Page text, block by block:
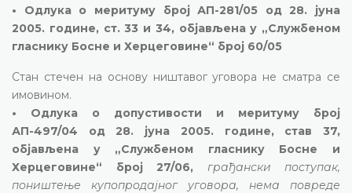
• Одлука о меритуму број АП-281/05 од 28. јуна
2005. године, ст. 33 и 34, објављена у „Службеном
гласнику Босне и Херцеговине“ број 60/05
Стан стечен на основу ништавог уговора не сматра се
имовином.
• Одлука о допустивости и меритуму број
АП-497/04 од 28. јуна 2005. године, став 37,
објављена у „Службеном гласнику Босне и
Херцеговине“ број 27/06, грађански поступак,
поништење купопродајног уговора, нема повреде